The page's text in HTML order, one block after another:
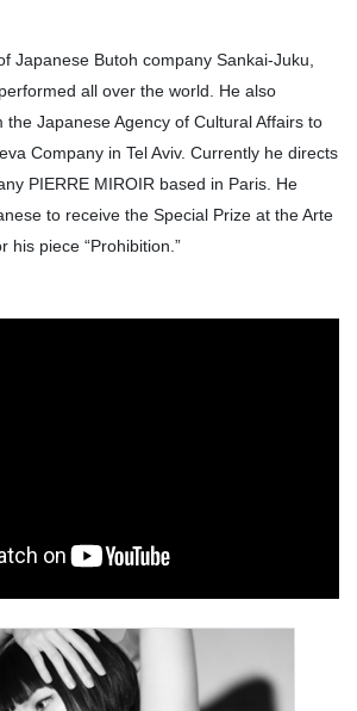
Japanese Butoh company Sankai-Juku,
all over the world. He also
the Japanese Agency of Cultural Affairs to
Company in Tel Aviv. Currently he directs
PIERRE MIROIR based in Paris. He
to receive the Special Prize at the Arte
his piece “Prohibition.”